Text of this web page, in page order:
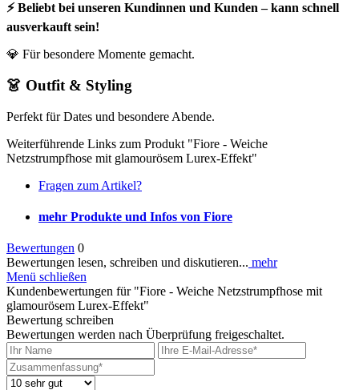
⚡ Beliebt bei unseren Kundinnen und Kunden – kann schnell
ausverkauft sein!
💎 Für besondere Momente gemacht.
👗 Outfit & Styling
Perfekt für Dates und besondere Abende.
Weiterführende Links zum Produkt "Fiore - Weiche
Netzstrumpfhose mit glamourösem Lurex-Effekt"
Fragen zum Artikel?
mehr Produkte und Infos von Fiore
Bewertungen 0
Bewertungen lesen, schreiben und diskutieren... mehr
Menü schließen
Kundenbewertungen für "Fiore - Weiche Netzstrumpfhose mit
glamourösem Lurex-Effekt"
Bewertung schreiben
Bewertungen werden nach Überprüfung freigeschaltet.